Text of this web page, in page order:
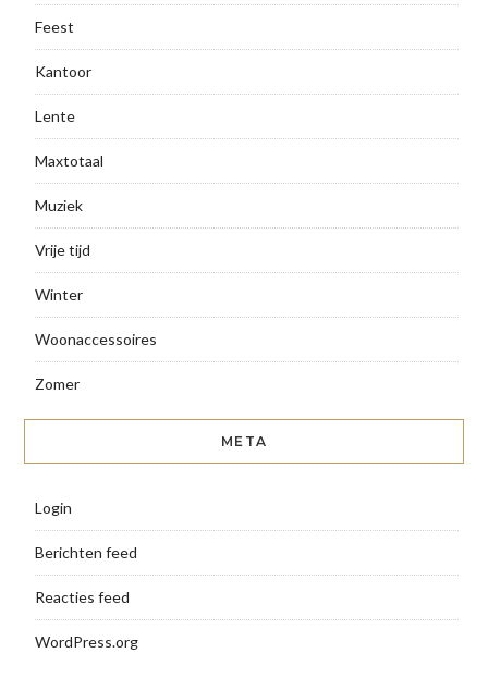
Feest
Kantoor
Lente
Maxtotaal
Muziek
Vrije tijd
Winter
Woonaccessoires
Zomer
META
Login
Berichten feed
Reacties feed
WordPress.org